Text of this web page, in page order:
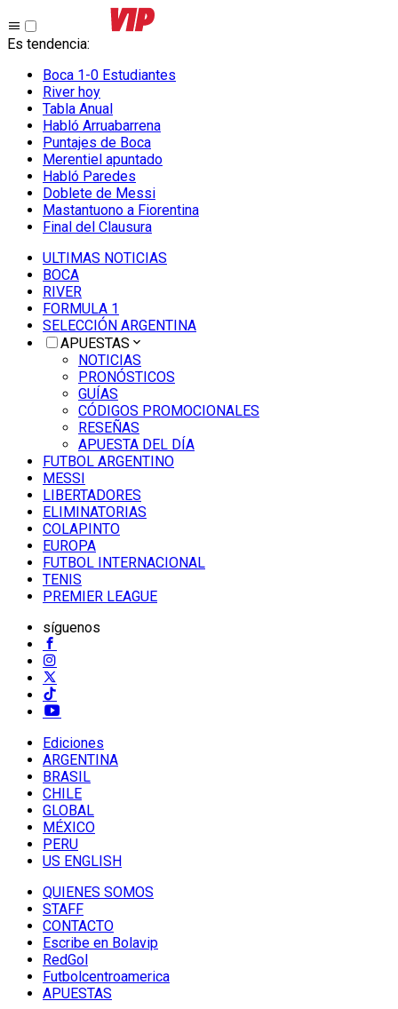
Es tendencia:
Boca 1-0 Estudiantes
River hoy
Tabla Anual
Habló Arruabarrena
Puntajes de Boca
Merentiel apuntado
Habló Paredes
Doblete de Messi
Mastantuono a Fiorentina
Final del Clausura
ULTIMAS NOTICIAS
BOCA
RIVER
FORMULA 1
SELECCIÓN ARGENTINA
APUESTAS
NOTICIAS
PRONÓSTICOS
GUÍAS
CÓDIGOS PROMOCIONALES
RESEÑAS
APUESTA DEL DÍA
FUTBOL ARGENTINO
MESSI
LIBERTADORES
ELIMINATORIAS
COLAPINTO
EUROPA
FUTBOL INTERNACIONAL
TENIS
PREMIER LEAGUE
síguenos
Ediciones
ARGENTINA
BRASIL
CHILE
GLOBAL
MÉXICO
PERU
US ENGLISH
QUIENES SOMOS
STAFF
CONTACTO
Escribe en Bolavip
RedGol
Futbolcentroamerica
APUESTAS